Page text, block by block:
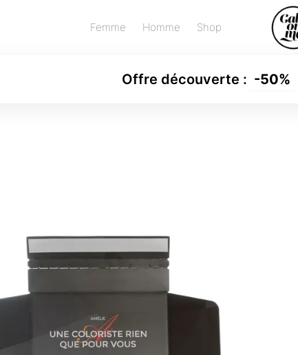
Femme Homme Shop
Offre découverte : -50%